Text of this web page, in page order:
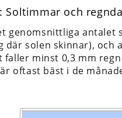
Soltimmar och
genomsnittliga
där solen skinnar), och
faller minst 0,3 mm
oftast bäst i de